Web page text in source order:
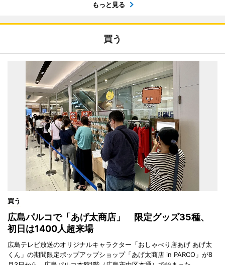
もっと見る
買う
買う
広島パルコで「あげ太商店」 限定グッズ35種、
初日は1400人超来場
広島テレビ放送のオリジナルキャラクター「おしゃべり唐あげ あげ太
くん」の期間限定ポップアップショップ「あげ太商店 in PARCO」が8